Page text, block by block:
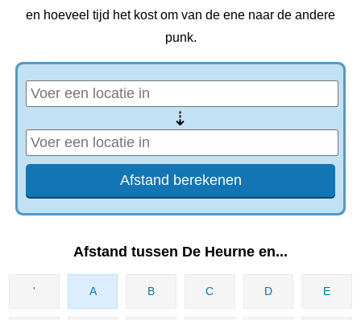
en hoeveel tijd het kost om van de ene naar de andere
punk.
⇢
Afstand tussen De Heurne en...
' A B C D E